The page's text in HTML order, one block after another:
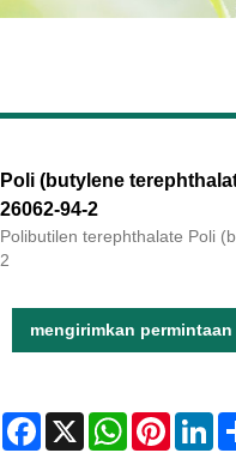
Poli (butylene
26062-94-2
Polibutilen terephthalate Poli
2
mengirimkan permintaan
Facebook
X WhatsAppPinterest